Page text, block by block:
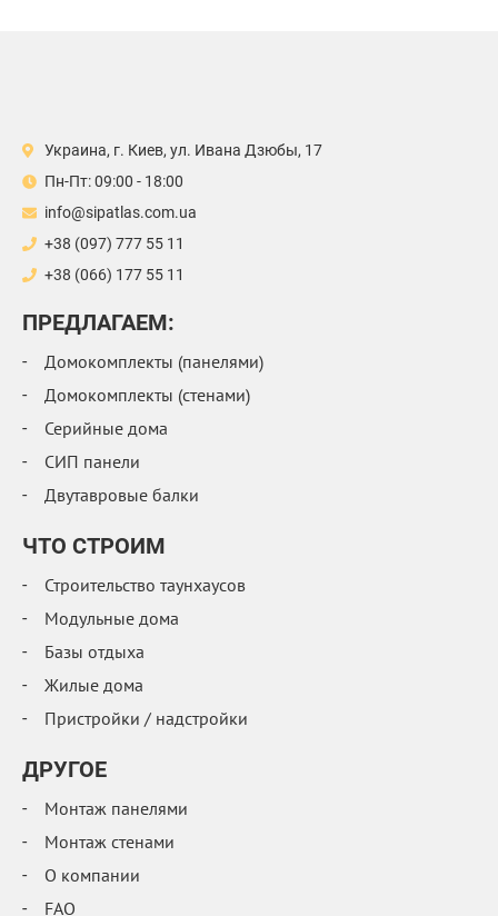
Украина, г. Киев, ул. Ивана Дзюбы, 17
Пн-Пт: 09:00 - 18:00
info@sipatlas.com.ua
+38 (097) 777 55 11
+38 (066) 177 55 11
ПРЕДЛАГАЕМ:
Домокомплекты (панелями)
Домокомплекты (стенами)
Серийные дома
СИП панели
Двутавровые балки
ЧТО СТРОИМ
Строительство таунхаусов
Модульные дома
Базы отдыха
Жилые дома
Пристройки / надстройки
ДРУГОЕ
Монтаж панелями
Монтаж стенами
О компании
FAQ